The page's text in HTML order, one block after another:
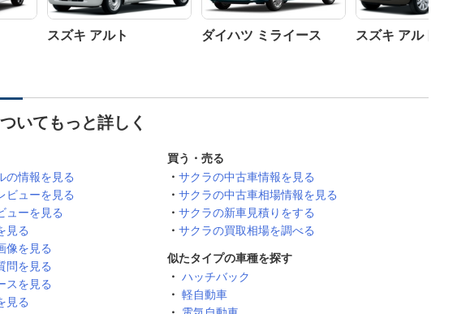
スズキ アルト ダイハツ ミライース スズキ アルトラパン
いてもっと詳しく
の情報を見る
ビューを見る
ューを見る
見る
像を見る
問を見る
スを見る
見る
買う・売る
サクラの中古車情報を見る
サクラの中古車相場情報を見る
サクラの新車見積りをする
サクラの買取相場を調べる
似たタイプの車種を探す
ハッチバック
軽自動車